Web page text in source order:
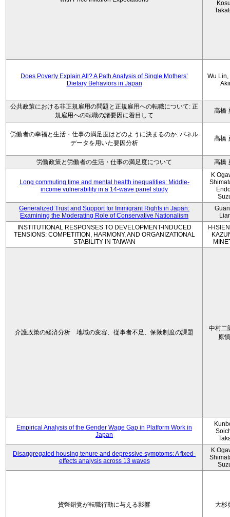
Does Poverty Explain All? A Path Analysis of Single Mothers’
Dietary Behaviors in Japan
Wu Lin,
公共政策における非正規雇用の問題と正規雇用への転職について: 正
規雇用への転職の諸要因に着目して
高橋
労働者の幸福と生活・仕事の満足度はどのように決まるのか: パネル
データを用いた要因分析
高橋
労働政策と労働者の生活・仕事の満足度について 高橋
Long commuting time and mental health inequalities: Middle-
income vulnerability in a 14-wave panel study
K
Generalized Trust and Support for Immigrant Rights in Japan:
Examining the Moderating Role of Conservative Nationalism
INSTITUTIONAL RESPONSES TO DEVELOPMENT-INDUCED
TENSIONS: COMPETITION, HARMONY, AND ORGANIZATIONAL
STABILITY IN TAIWAN
I-
介護政策の経済分析 地域の変容、従事者不足、保険制度の課題
中村二
原
Empirical Analysis of the Gender Wage Gap in Platform Work in
Japan
Disaggregated housing tenure and depressive symptoms: A fixed-
effects analysis across 13 waves
K
貨幣錯覚が転職行動に与える影響 大杉